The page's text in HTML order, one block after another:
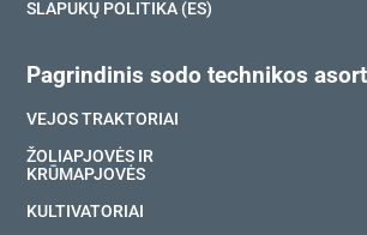
SLAPUKŲ POLITIKA (ES)
Pagrindinis sodo technikos
VEJOS TRAKTORIAI
ŽOLIAPJOVĖS IR
KRŪMAPJOVĖS
KULTIVATORIAI